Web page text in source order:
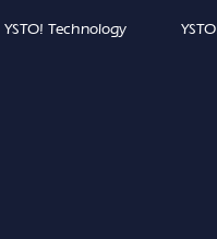
YSTO! Technology